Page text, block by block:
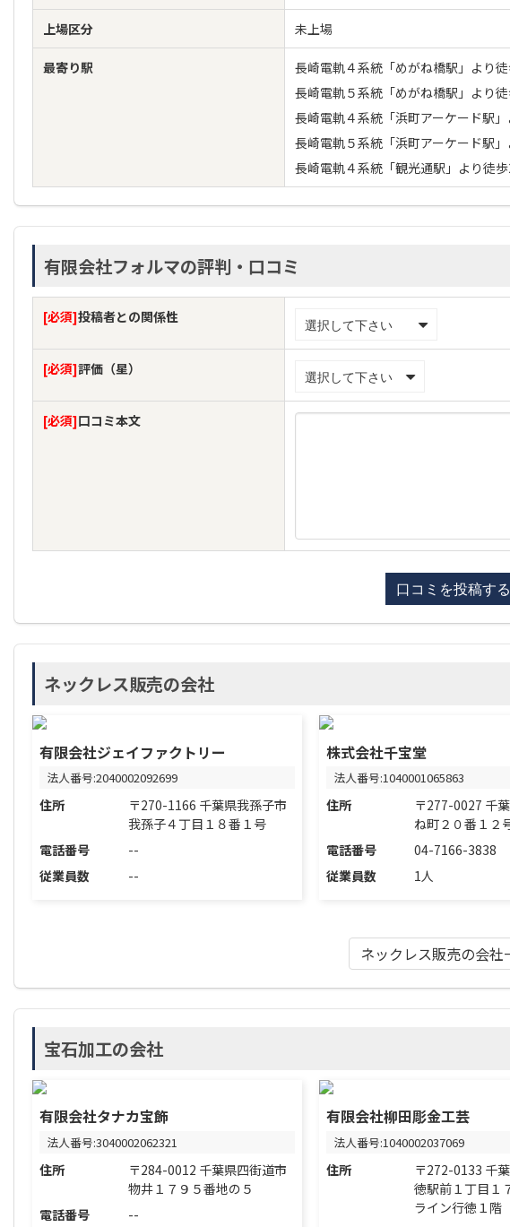
上場区分 未上場
最寄り駅
長崎電軌４系統「めがね橋駅」より
長崎電軌５系統「めがね橋駅」より
長崎電軌４系統「浜町アーケード駅
長崎電軌５系統「浜町アーケード駅
長崎電軌４系統「観光通駅」より徒
有限会社フォルマの評判・口コミ
[必須]投稿者との関係性
[必須]評価（星）
[必須]口コミ本文
ネックレス販売の会社
有限会社ジェイファクトリー
法人番号:2040002092699
住所
〒270-1166 千葉県我孫子市
我孫子４丁目１８番１号
電話番号
--
従業員数
--
株式会社千宝堂
法人番号:1040001065863
住所
〒277-0027 千
ね町２０番１２
電話番号
04-7166-3838
従業員数
1人
ネックレス販売の会社
宝石加工の会社
有限会社タナカ宝飾
法人番号:3040002062321
住所
〒284-0012 千葉県四街道市
物井１７９５番地の５
電話番号
--
有限会社柳田彫金工芸
法人番号:1040002037069
住所
〒272-0133 千
徳駅前１丁目１
ライン行徳１階